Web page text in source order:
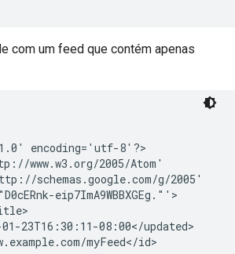
com um feed que contém apenas
encoding='utf-8'?>
www.w3.org/2005/Atom'
schemas.google.com/g/2005'
eip7ImA9WBBXGEg."'>
23T16:30:11-08:00</updated>
myFeed</id>